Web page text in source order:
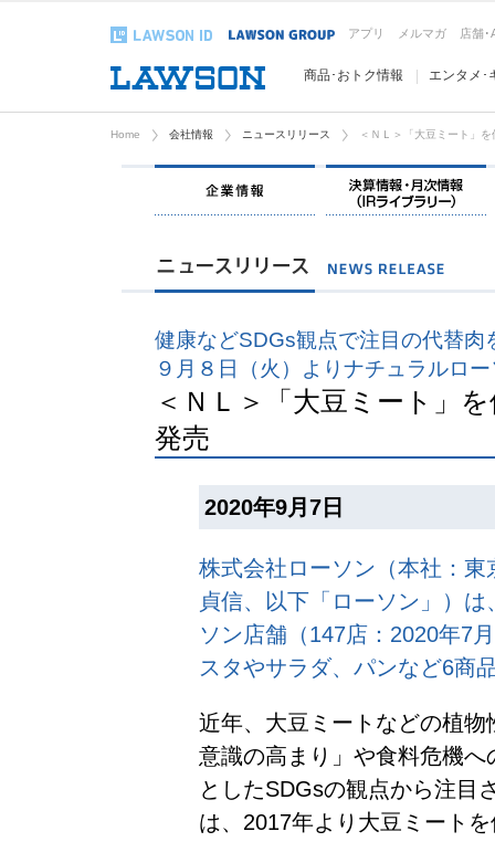
アプリ メルマガ 店舗･
商品･おトク情報 エンタメ･
Home 会社情報 ニュースリリース ＜ＮＬ＞「大豆ミート」
企業情報
健康などSDGs観点で注目の代替肉
９月８日（火）よりナチュラルロ
＜ＮＬ＞「大豆ミート」
発売
2020年9月7日
株式会社ローソン（本社：
貞信、以下「ローソン」）
ソン店舗（147店：2020年7
スタやサラダ、パンなど6商
近年、大豆ミートなどの植
意識の高まり」や食料危機
としたSDGsの観点から注目
は、2017年より大豆ミート